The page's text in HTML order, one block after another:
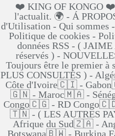
❤️ KING OF KONGO ❤️
l'actualit. 🌍 - Á
d'Utilisation - Qui sommes
Politique de cookies -
données RSS - (
réservés ) -
Toujours être le premier à
PLUS CONSULTÉS ) -
Côte d'Ivoire🇨🇮 -
🇬🇳 - Maroc🇲🇦 -
Congo🇨🇬 - RD
🇹🇳 - ( LES AUTRES
Afrique du Sud🇿🇦 -
Botswana🇧🇼 - Burkina